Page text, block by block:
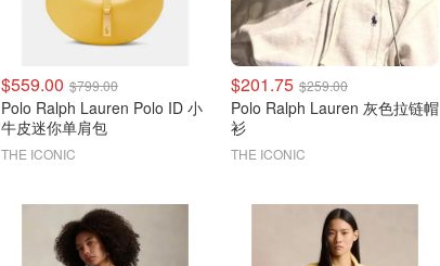
$559.00 $799.00
Polo Ralph Lauren Polo ID 小
牛皮迷你单肩包
THE ICONIC
$201.75 $259.00
Polo Ralph Lauren 灰色拉链帽
衫
THE ICONIC